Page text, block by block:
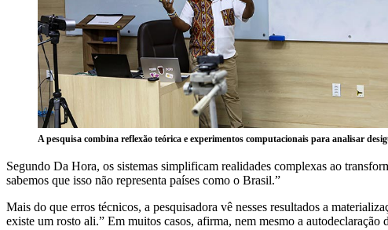
A pesquisa combina reflexão teórica e experimentos computacionais para analisar
Segundo Da Hora, os sistemas simplificam realidades complexas ao
sabemos que isso não representa países como o Brasil.”
Mais do que erros técnicos, a pesquisadora vê nesses resultados a
existe um rosto ali.” Em muitos casos, afirma, nem mesmo a